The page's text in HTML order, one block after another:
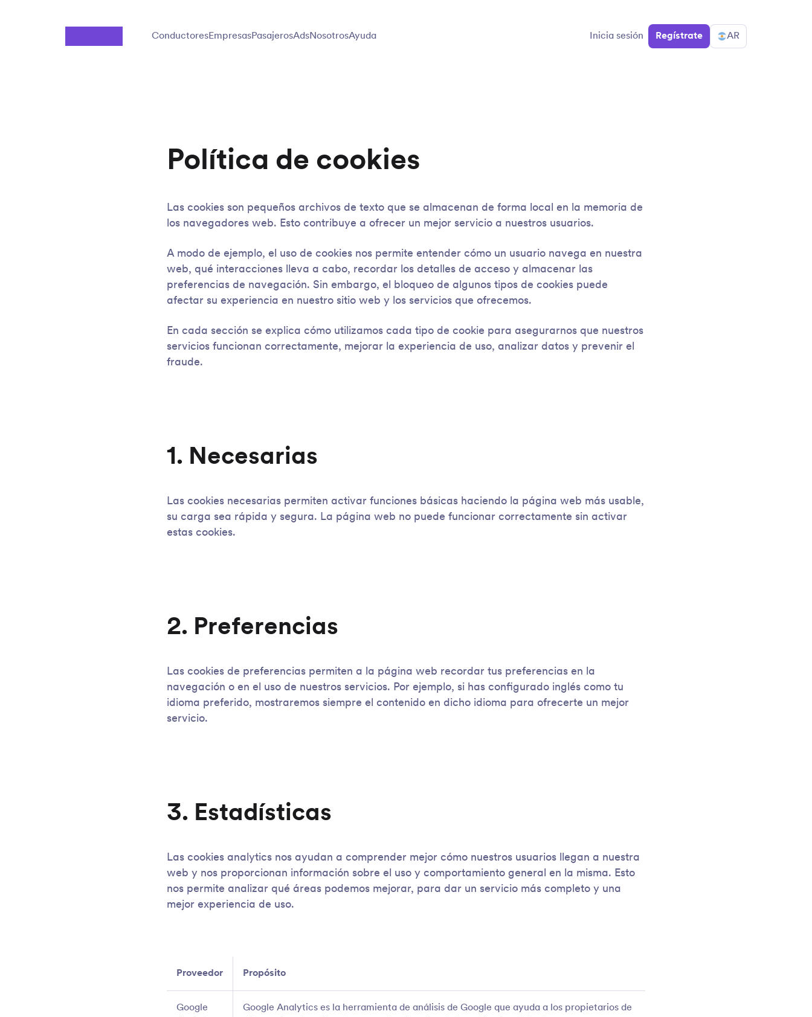
ConductoresEmpresasPasajerosAdsNosotrosAyuda Inicia sesión Regístrate AR
Política de cookies
Las cookies son pequeños archivos de texto que se almacenan de forma local en la memoria de
los navegadores web. Esto contribuye a ofrecer un mejor servicio a nuestros usuarios.
A modo de ejemplo, el uso de cookies nos permite entender cómo un usuario navega en nuestra
web, qué interacciones lleva a cabo, recordar los detalles de acceso y almacenar las
preferencias de navegación. Sin embargo, el bloqueo de algunos tipos de cookies puede
afectar su experiencia en nuestro sitio web y los servicios que ofrecemos.
En cada sección se explica cómo utilizamos cada tipo de cookie para asegurarnos que nuestros
servicios funcionan correctamente, mejorar la experiencia de uso, analizar datos y prevenir el
fraude.
1. Necesarias
Las cookies necesarias permiten activar funciones básicas haciendo la página web más usable,
su carga sea rápida y segura. La página web no puede funcionar correctamente sin activar
estas cookies.
2. Preferencias
Las cookies de preferencias permiten a la página web recordar tus preferencias en la
navegación o en el uso de nuestros servicios. Por ejemplo, si has configurado inglés como tu
idioma preferido, mostraremos siempre el contenido en dicho idioma para ofrecerte un mejor
servicio.
3. Estadísticas
Las cookies analytics nos ayudan a comprender mejor cómo nuestros usuarios llegan a nuestra
web y nos proporcionan información sobre el uso y comportamiento general en la misma. Esto
nos permite analizar qué áreas podemos mejorar, para dar un servicio más completo y una
mejor experiencia de uso.
Proveedor Propósito
Google
Google Analytics es la herramienta de análisis de Google que ayuda a los propietarios de